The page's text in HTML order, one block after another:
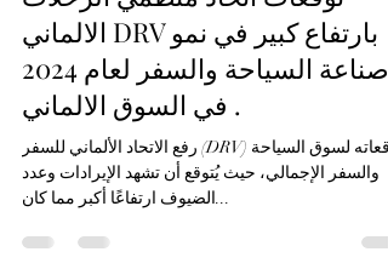
Tamer Marzouk
Jul 31, 2024
3 min read
توقعات اتحاد منظمي الرحلات
الالماني DRV بارتفاع كبير في نمو
صناعة السياحة والسفر لعام 2024